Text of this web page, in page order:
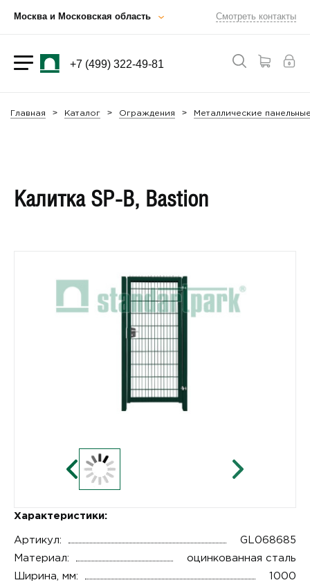
Москва и Московская область Смотреть контакты
+7 (499) 322-49-81
Главная Каталог Ограждения Металлические
Калитка SP-B, Bastion
Характеристики:
Артикул:
GL068685
Материал:
оцинкованная сталь
Ширина, мм:
1000